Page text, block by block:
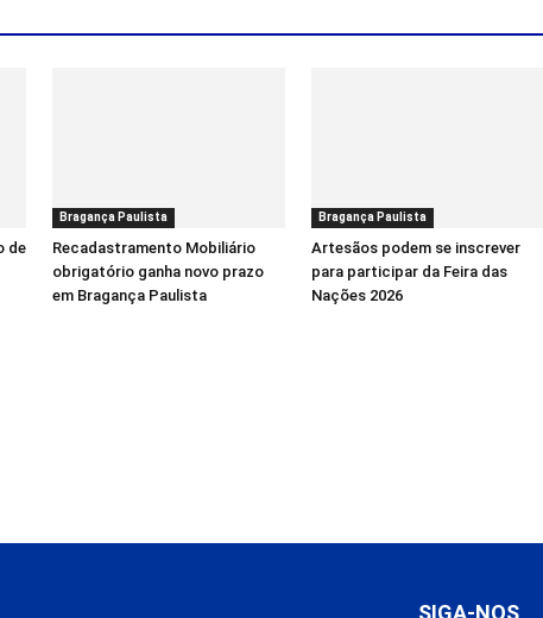
de
Bragança Paulista
Recadastramento Mobiliário
obrigatório ganha novo prazo
em Bragança Paulista
Bragança Paulista
Artesãos podem se inscrever
para participar da Feira das
Nações 2026
SIGA-NOS